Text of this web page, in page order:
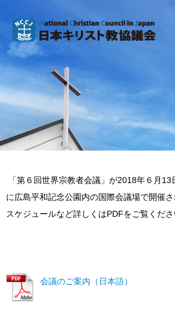
「第６回世界宗教者会議」が2018年６月13
に広島平和記念公園内の国際会議場で開催さ
スケジュールなど詳しくはPDFをご覧くださ
会議のご案内（日本語）